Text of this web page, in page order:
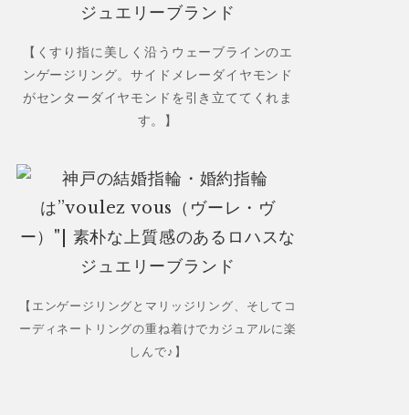
【くすり指に美しく沿うウェーブラインのエ
ンゲージリング。サイドメレーダイヤモンド
がセンターダイヤモンドを引き立ててくれま
す。】
【エンゲージリングとマリッジリング、そしてコ
ーディネートリングの重ね着けでカジュアルに楽
しんで♪】